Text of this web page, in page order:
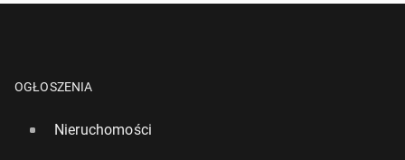
OGŁOSZENIA
Nieruchomości